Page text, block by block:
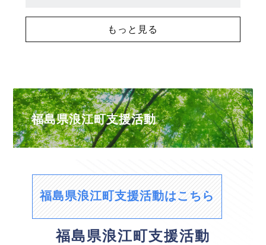
もっと見る
福島県浪江町支援活動
福島県浪江町支援活動はこちら
福島県浪江町支援活動